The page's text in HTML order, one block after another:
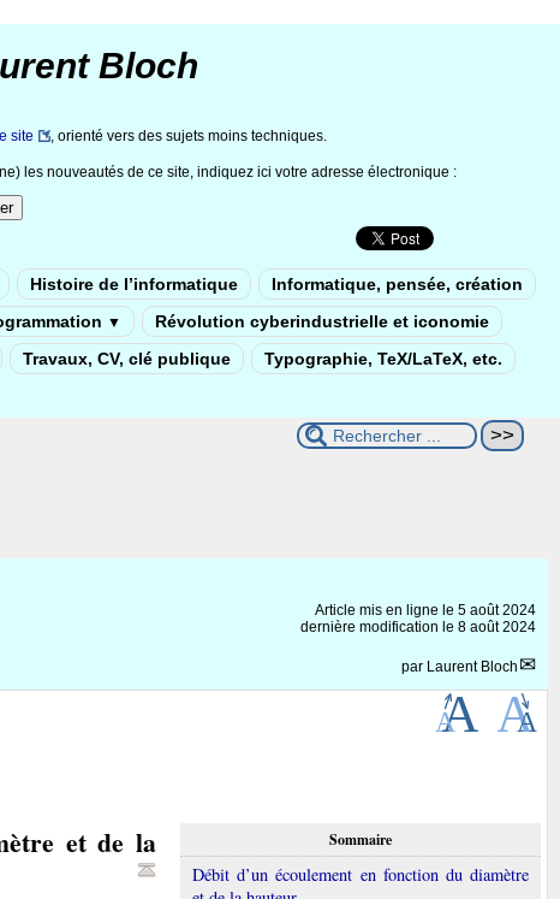
Bloch
site , orienté vers des sujets moins techniques.
les nouveautés de ce site, indiquez ici votre adresse électronique :
Histoire de l’informatique
Informatique, pensée, création
▼
Révolution cyberindustrielle et iconomie
Travaux, CV, clé publique
Typographie, TeX/LaTeX, etc.
Article mis en ligne le 5 août 2024
dernière modification le 8 août 2024
par Laurent Bloch
Sommaire
Débit d’un écoulement en fonction du diamètre
et de la